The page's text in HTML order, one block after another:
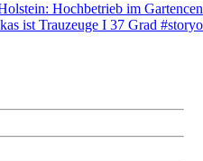
Hochbetrieb im
ist Trauzeuge I 37 Grad